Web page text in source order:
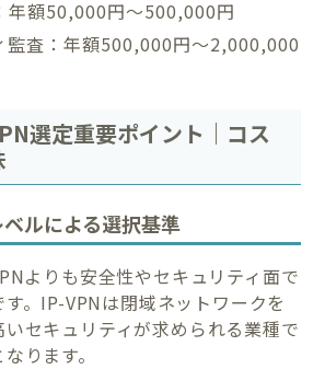
年額50,000円～500,000円
監査：年額500,000円～2,000,000
選定重要ポイント｜コス
ルによる選択基準
よりも安全性やセキュリティ面で
。IP-VPNは閉域ネットワークを
セキュリティが求められる業種で
ります。